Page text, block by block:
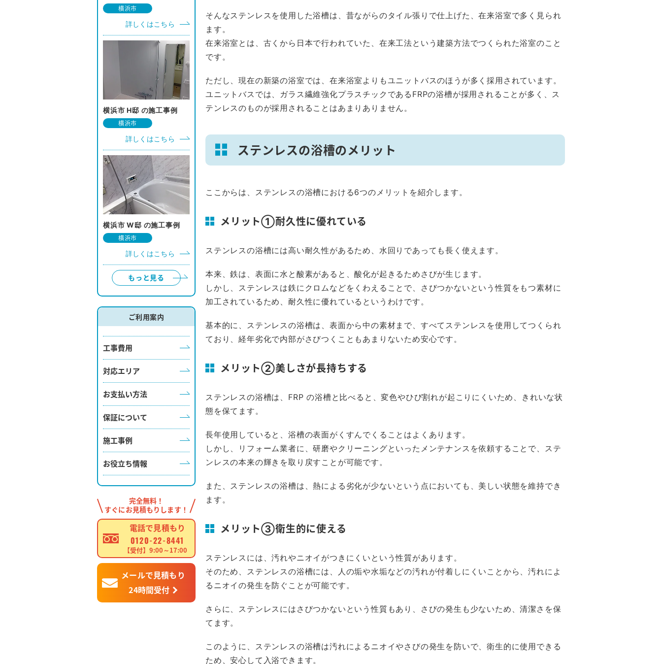
横浜市
詳しくはこちら
横浜市 H邸 の施工事例
横浜市
詳しくはこちら
横浜市 W邸 の施工事例
横浜市
詳しくはこちら
もっと見る
ご利用案内
工事費用
対応エリア
お支払い方法
保証について
施工事例
お役立ち情報
完全無料！
すぐにお見積もりします！
電話で見積もり
0120-22-8441
【受付】9:00～17:00
メールで見積もり
24時間受付
そんなステンレスを使用した浴槽は、昔ながらのタイル張りで仕上げた、在来浴室で多く見られ
ます。
在来浴室とは、古くから日本で行われていた、在来工法という建築方法でつくられた浴室のこと
です。
ただし、現在の新築の浴室では、在来浴室よりもユニットバスのほうが多く採用されています。
ユニットバスでは、ガラス繊維強化プラスチックであるFRPの浴槽が採用されることが多く、ス
テンレスのものが採用されることはあまりありません。
ステンレスの浴槽のメリット
ここからは、ステンレスの浴槽における6つのメリットを紹介します。
メリット①耐久性に優れている
ステンレスの浴槽には高い耐久性があるため、水回りであっても長く使えます。
本来、鉄は、表面に水と酸素があると、酸化が起きるためさびが生じます。
しかし、ステンレスは鉄にクロムなどをくわえることで、さびつかないという性質をもつ素材に
加工されているため、耐久性に優れているというわけです。
基本的に、ステンレスの浴槽は、表面から中の素材まで、すべてステンレスを使用してつくられ
ており、経年劣化で内部がさびつくこともあまりないため安心です。
メリット②美しさが長持ちする
ステンレスの浴槽は、FRP の浴槽と比べると、変色やひび割れが起こりにくいため、きれいな状
態を保てます。
長年使用していると、浴槽の表面がくすんでくることはよくあります。
しかし、リフォーム業者に、研磨やクリーニングといったメンテナンスを依頼することで、ステ
ンレスの本来の輝きを取り戻すことが可能です。
また、ステンレスの浴槽は、熱による劣化が少ないという点においても、美しい状態を維持でき
ます。
メリット③衛生的に使える
ステンレスには、汚れやニオイがつきにくいという性質があります。
そのため、ステンレスの浴槽には、人の垢や水垢などの汚れが付着しにくいことから、汚れによ
るニオイの発生を防ぐことが可能です。
さらに、ステンレスにはさびつかないという性質もあり、さびの発生も少ないため、清潔さを保
てます。
このように、ステンレスの浴槽は汚れによるニオイやさびの発生を防いで、衛生的に使用できる
ため、安心して入浴できます。